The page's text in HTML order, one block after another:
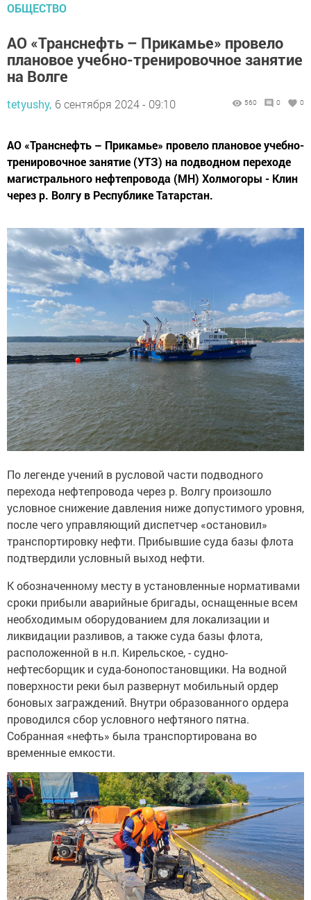
ОБЩЕСТВО
АO «Транснефть – Прикамье» провело
плановое учебно-тренировочное занятие
на Волге
tetyushy, 6 сентября 2024 - 09:10 560 0 0
АО «Транснефть – Прикамье» провело плановое учебно-
тренировочное занятие (УТЗ) на подводном переходе
магистрального нефтепровода (МН) Холмогоры - Клин
через р. Волгу в Республике Татарстан.
По легенде учений в русловой части подводного
перехода нефтепровода через р. Волгу произошло
условное снижение давления ниже допустимого уровня,
после чего управляющий диспетчер «остановил»
транспортировку нефти. Прибывшие суда базы флота
подтвердили условный выход нефти.
К обозначенному месту в установленные нормативами
сроки прибыли аварийные бригады, оснащенные всем
необходимым оборудованием для локализации и
ликвидации разливов, а также суда базы флота,
расположенной в н.п. Кирельское, - судно-
нефтесборщик и суда-бонопостановщики. На водной
поверхности реки был развернут мобильный ордер
боновых заграждений. Внутри образованного ордера
проводился сбор условного нефтяного пятна.
Собранная «нефть» была транспортирована во
временные емкости.